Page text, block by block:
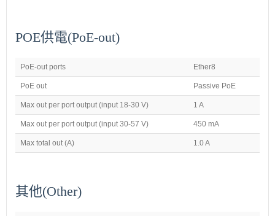
POE供電(PoE-out)
PoE-out ports Ether8
PoE out Passive PoE
Max out per port output (input 18-30 V) 1 A
Max out per port output (input 30-57 V) 450 mA
Max total out (A) 1.0 A
其他(Other)